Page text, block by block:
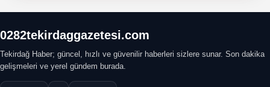
0282tekirdaggazetesi.com
Tekirdağ Haber; güncel, hızlı ve güvenilir haberleri sizlere sunar. Son dakika
gelişmeleri ve yerel gündem burada.